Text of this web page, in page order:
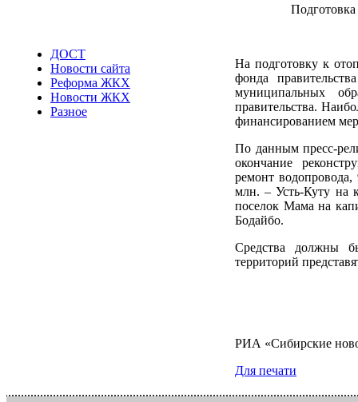
ДОСТ
Новости сайта
Реформа ЖКХ
Новости ЖКХ
Разное
На подготовку к
фонда
муниципальных
правительства.
финансированием
По данным пресс-
окончание
ремонт
млн. – Усть-Куту на
поселок Мама на
Бодайбо.
Средства должны
территорий
РИА «Сибирские
Для печати